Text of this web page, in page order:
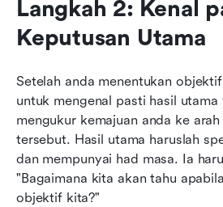
Langkah 2: Kenal
Keputusan Utama
Setelah anda menentukan
untuk mengenal pasti hasil utama
mengukur kemajuan anda ke
tersebut. Hasil utama haruslah
dan mempunyai had masa. Ia
"Bagaimana kita akan tahu
objektif kita?"